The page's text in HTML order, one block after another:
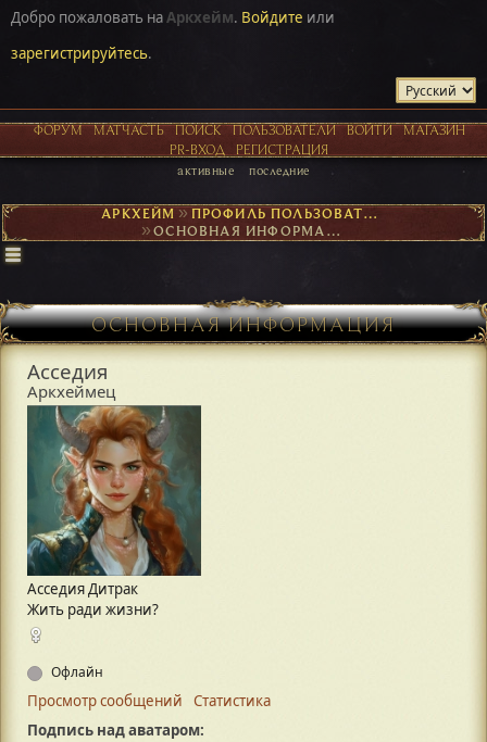
Добро пожаловать наАркхейм. Войдите или
зарегистрируйтесь.
ФОРУМ МАТЧАСТЬ ПОИСК ПОЛЬЗОВАТЕЛИ ВОЙТИ
МАГАЗИН
PR-ВХОД
РЕГИСТРАЦИЯ
активные последние
АРКХЕЙМ► ПРОФИЛЬ ПОЛЬЗОВАТЕЛЯ АССЕДИЯ
► ОСНОВНАЯ ИНФОРМАЦИЯ
ОСНОВНАЯ ИНФОРМАЦИЯ
Асседия
Аркхеймец
Асседия Дитрак
Жить ради жизни?
Офлайн
Просмотр сообщений
Статистика
Подпись над аватаром: